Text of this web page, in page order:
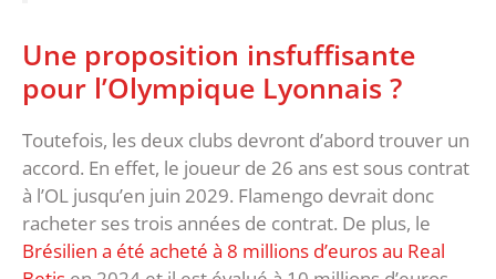
Une proposition insfuffisante
pour l’Olympique Lyonnais ?
Toutefois, les deux clubs devront d’abord trouver un
accord. En effet, le joueur de 26 ans est sous contrat
à l’OL jusqu’en juin 2029. Flamengo devrait donc
racheter ses trois années de contrat. De plus, le
Brésilien a été acheté à 8 millions d’euros au Real